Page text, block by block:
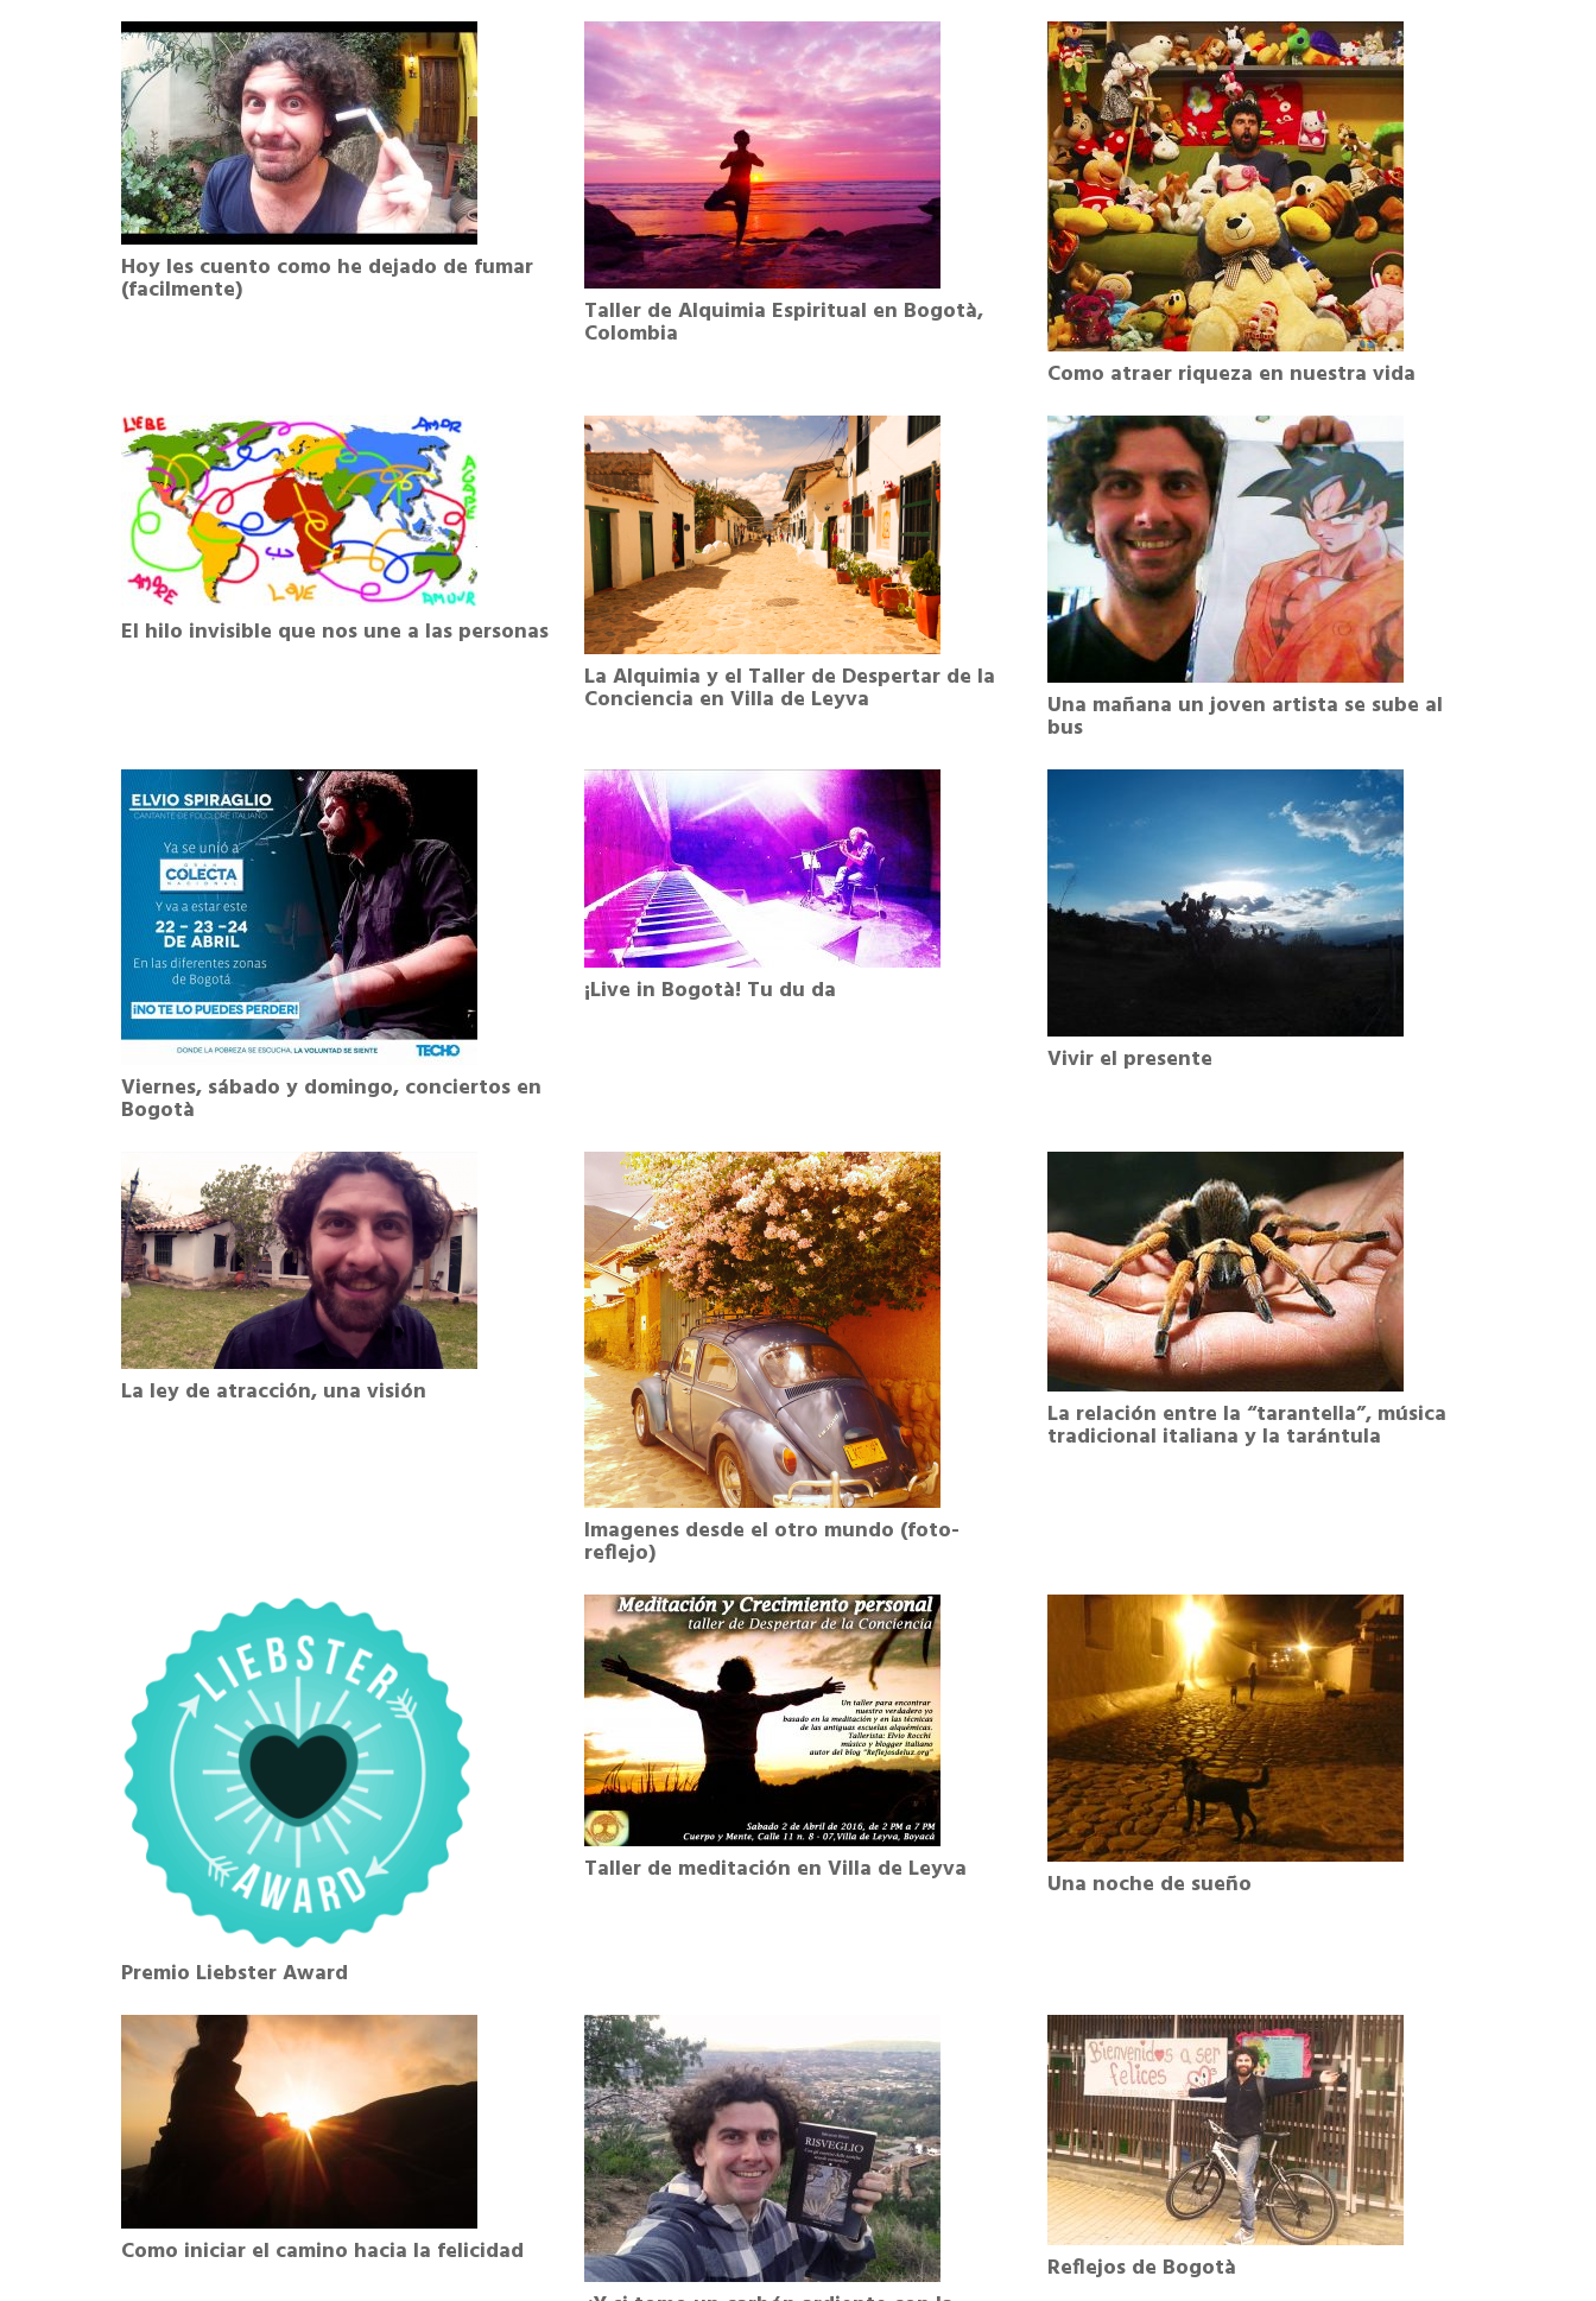
Hoy les cuento como he dejado de fumar
(facilmente)
Taller de Alquimia Espiritual en Bogotà,
Colombia
Como atraer riqueza en nuestra vida
El hilo invisible que nos une a las personas
La Alquimia y el Taller de Despertar de la
Conciencia en Villa de Leyva Una mañana un joven artista se sube al
bus
Viernes, sábado y domingo, conciertos en
Bogotà
¡Live in Bogotà! Tu du da
Vivir el presente
La ley de atracción, una visión
Imagenes desde el otro mundo (foto-
reflejo)
La relación entre la “tarantella”, música
tradicional italiana y la tarántula
Premio Liebster Award
Taller de meditación en Villa de Leyva Una noche de sueño
Como iniciar el camino hacia la felicidad
Reflejos de Bogotà